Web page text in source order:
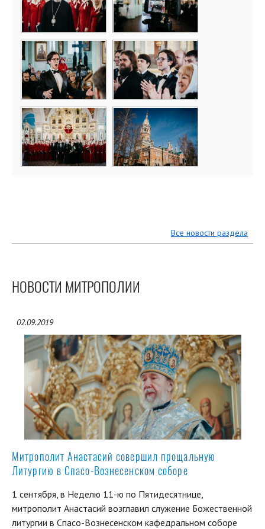
Все новости раздела
НОВОСТИ МИТРОПОЛИИ
02.09.2019
Митрополит Анастасий совершил прощальную
Литургию в Спасо-Вознесенском соборе
1 сентября, в Неделю 11-ю по Пятидесятнице,
митрополит Анастасий возглавил служение Божественной
литургии в Спасо-Вознесенском кафедральном соборе